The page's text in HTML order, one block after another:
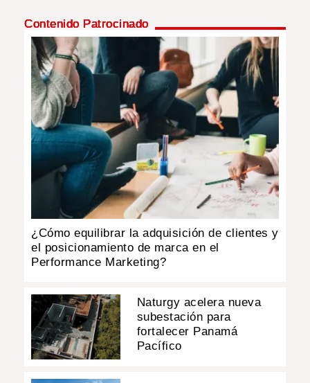
INSÓLITAS
MULTIMEDIA
IMPRESO
Contenido Patrocinado
¿Cómo equilibrar la adquisición de clientes y
el posicionamiento de marca en el
Performance Marketing?
Naturgy acelera nueva
subestación para
fortalecer Panamá
Pacífico